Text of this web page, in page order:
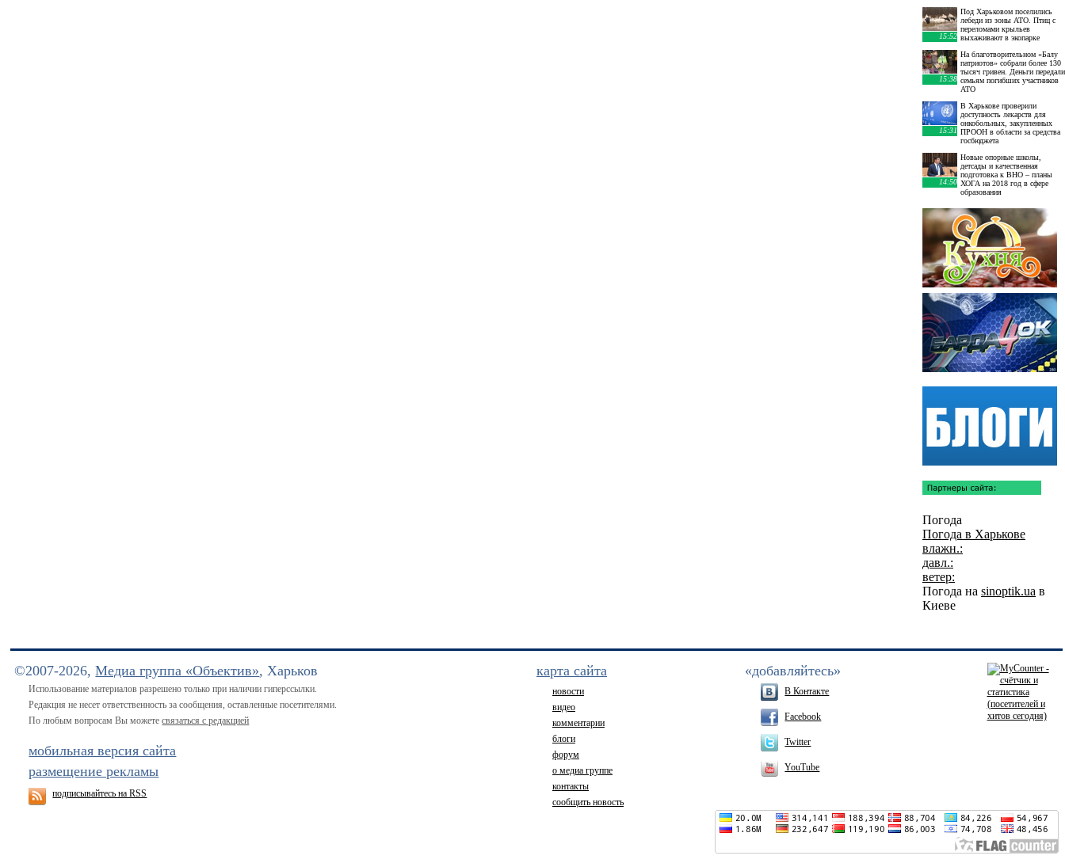
15:52
Под Харьковом поселились
лебеди из зоны АТО. Птиц с
переломами крыльев
выхаживают в экопарке
15:38
На благотворительном «Балу
патриотов» собрали более 130
тысяч гривен. Деньги передали
семьям погибших участников
АТО
15:31
В Харькове проверили
доступность лекарств для
онкобольных, закупленных
ПРООН в области за средства
госбюджета
14:50
Новые опорные школы,
детсады и качественная
подготовка к ВНО – планы
ХОГА на 2018 год в сфере
образования
Погода
Погода в Харькове
влажн.:
давл.:
ветер:
Погода на sinoptik.ua в
Киеве
©2007-2026,Медиа группа «Объектив», Харьков
Использование материалов разрешено только при наличии гиперссылки.
Редакция не несет ответственность за сообщения, оставленные посетителями.
По любым вопросам Вы можетесвязаться с редакцией
мобильная версия сайта
размещение рекламы
подписывайтесь на RSS
карта сайта
новости
видео
комментарии
блоги
форум
о медиа группе
контакты
сообщить новость
«добавляйтесь»
В Контакте
Facebook
Twitter
YouTube